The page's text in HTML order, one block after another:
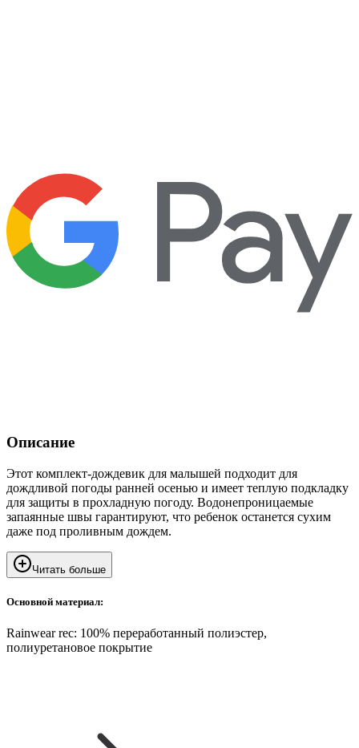
Описание
Этот комплект-дождевик для малышей подходит для
дождливой погоды ранней осенью и имеет теплую подкладку
для защиты в прохладную погоду. Водонепроницаемые
запаянные швы гарантируют, что ребенок останется сухим
даже под проливным дождем.
Читать больше
Основной материал:
Rainwear rec: 100% переработанный полиэстер,
полиуретановое покрытие